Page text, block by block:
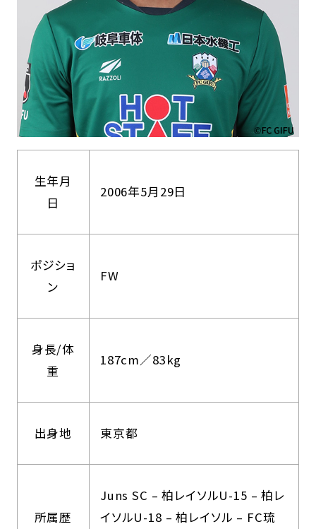
生年月
日
2006年5月29日
ポジショ
ン
FW
身長/体
重
187cm／83kg
出身地 東京都
所属歴
Juns SC – 柏レイソルU-15 – 柏レ
イソルU-18 – 柏レイソル – FC琉